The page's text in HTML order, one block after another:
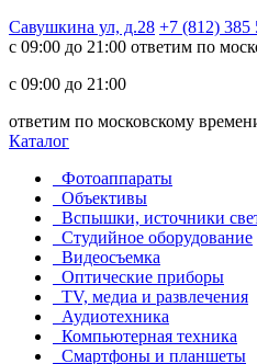
Савушкина ул, д.28 +7 (812) 385
c 09:00 до 21:00 ответим по
c 09:00 до 21:00
ответим по московскому
Каталог
Фотоаппараты
Объективы
Вспышки, источники
Студийное оборудование
Видеосъемка
Оптические приборы
TV, медиа и развлечения
Аудиотехника
Компьютерная техника
Смартфоны и планшеты